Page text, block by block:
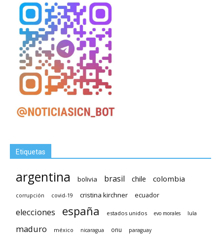
Etiquetas
argentina bolivia brasil chile colombia
corrupción covid-19 cristina kirchner ecuador
elecciones españa estados unidos evo morales lula
maduro méxico nicaragua onu paraguay